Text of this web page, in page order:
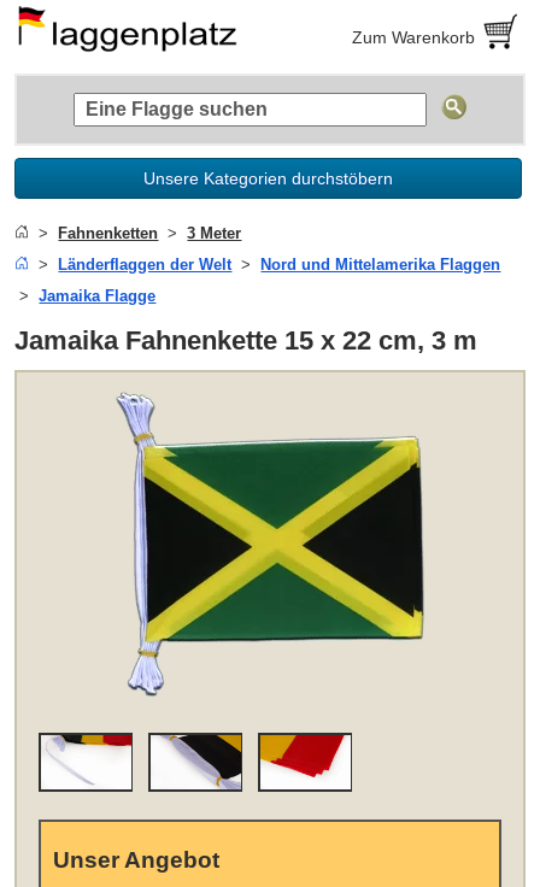
Zum Warenkorb
Unsere Kategorien durchstöbern
Fahnenketten
3 Meter
Länderflaggen der Welt
Nord und Mittelamerika Flaggen
Jamaika Flagge
Jamaika Fahnenkette 15 x 22 cm, 3 m
Unser Angebot